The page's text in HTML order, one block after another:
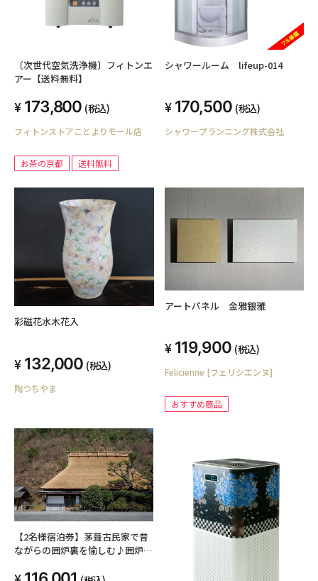
〔次世代空気洗浄機〕フィトンエ
アー【送料無料】
173,800 (税込)
フィトンストアことよりモール店
お茶の京都 送料無料
シャワールーム lifeup-014
170,500 (税込)
シャワープランニング株式会社
彩磁花水木花入
132,000 (税込)
陶つちやま
アートパネル 金雅銀雅
119,900 (税込)
Felicienne [フェリシエンヌ]
おすすめ商品
【2名様宿泊券】茅葺古民家で昔
ながらの囲炉裏を愉しむ♪囲炉裏